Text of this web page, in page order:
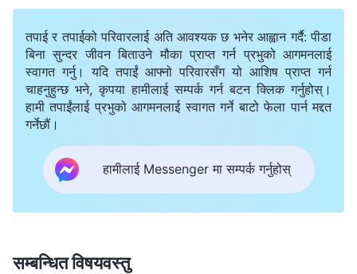
तपाई र तपाईको परिवारलाई अति आवश्यक छ भनेर आह्वान गर्दै: पीडा
बिना सुन्दर जीवन बिताउने मौका प्राप्त गर्न प्रभुको आगमनलाई
स्वागत गर्नु। यदि तपाईं आफ्नो परिवारसँग यो आशिष प्राप्त गर्न
चाहनुहुन्छ भने, कृपया हामीलाई सम्पर्क गर्न बटन क्लिक गर्नुहोस्।
हामी तपाईंलाई प्रभुको आगमनलाई स्वागत गर्ने बाटो फेला पार्न मद्दत
गर्नेछौं।
हामीलाई Messenger मा सम्पर्क गर्नुहोस्
सम्बन्धित विषयवस्तु